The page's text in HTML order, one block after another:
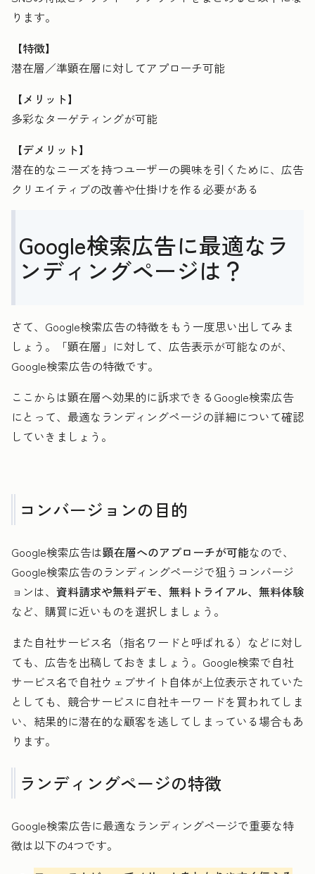
ります。
【特徴】
潜在層／準顕在層に対してアプローチ可能
【メリット】
多彩なターゲティングが可能
【デメリット】
潜在的なニーズを持つユーザーの興味を引くために、広告
クリエイティブの改善や仕掛けを作る必要がある
Google検索広告に最適なラ
ンディングページは？
さて、Google検索広告の特徴をもう一度思い出してみま
しょう。「顕在層」に対して、広告表示が可能なのが、
Google検索広告の特徴です。
ここからは顕在層へ効果的に訴求できるGoogle検索広告
にとって、最適なランディングページの詳細について確認
していきましょう。
コンバージョンの目的
Google検索広告は顕在層へのアプローチが可能なので、
Google検索広告のランディングページで狙うコンバージ
ョンは、 資料請求や無料デモ、無料トライアル、無料体験
など、購買に近いものを選択しましょう。
また自社サービス名（指名ワードと呼ばれる）などに対し
ても、広告を出稿しておきましょう。Google検索で自社
サービス名で自社ウェブサイト自体が上位表示されていた
としても、競合サービスに自社キーワードを買われてしま
い、結果的に潜在的な顧客を逃してしまっている場合もあ
ります。
ランディングページの特徴
Google検索広告に最適なランディングページで重要な特
徴は以下の4つです。